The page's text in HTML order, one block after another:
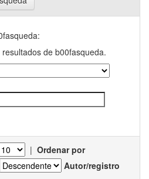
de b00fasqueda.
| Ordenar por
Autor/registro